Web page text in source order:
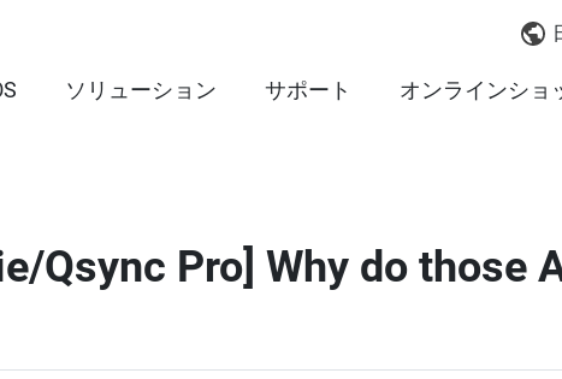
ソリューション サポート オンラインショ
Qsync Pro] Why do those